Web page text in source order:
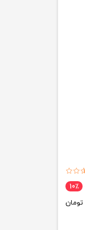
10٪
تومان